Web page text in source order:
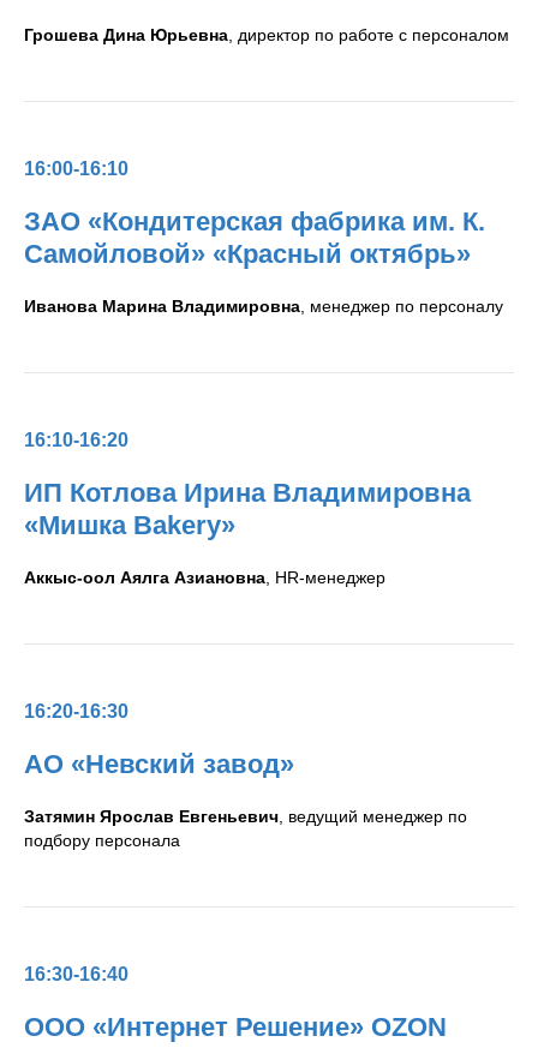
Грошева Дина Юрьевна , директор по работе с персоналом
16:00-16:10
ЗАО «Кондитерская фабрика им. К.
Самойловой» «Красный октябрь»
Иванова Марина Владимировна , менеджер по персоналу
16:10-16:20
ИП Котлова Ирина Владимировна
«Мишка Bakery»
Аккыс-оол Аялга Азиановна , HR-менеджер
16:20-16:30
АО «Невский завод»
Затямин Ярослав Евгеньевич , ведущий менеджер по
подбору персонала
16:30-16:40
ООО «Интернет Решение» ОZON